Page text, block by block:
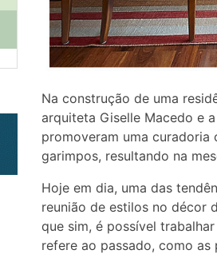
Na construção de uma
arquiteta Giselle Macedo e
promoveram uma curadoria
garimpos, resultando na
Hoje em dia, uma das
reunião de estilos no décor
que sim, é possível
refere ao passado, como